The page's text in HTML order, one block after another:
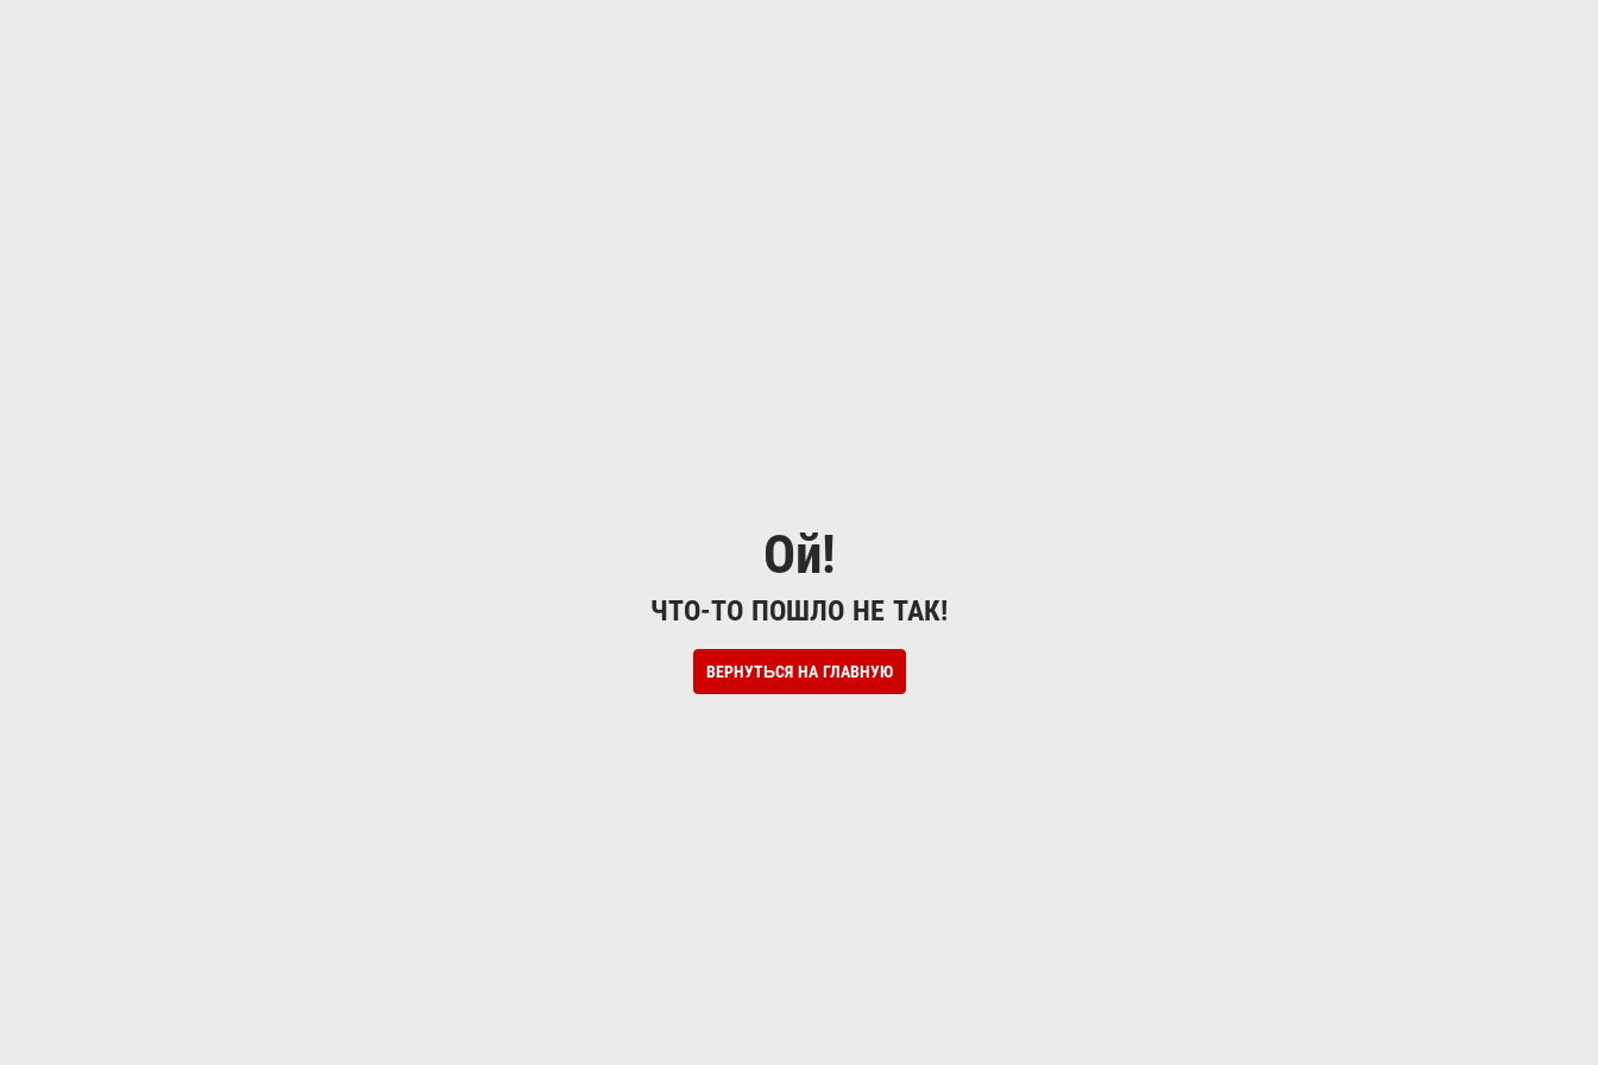
Ой!
ЧТО-ТО ПОШЛО НЕ ТАК!
ВЕРНУТЬСЯ НА ГЛАВНУЮ